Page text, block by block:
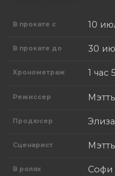
В прокате с 10
В прокате до 30
Хронометраж 1 час
Режиссер
Продюсер
Сценарист
В ролях
Софи